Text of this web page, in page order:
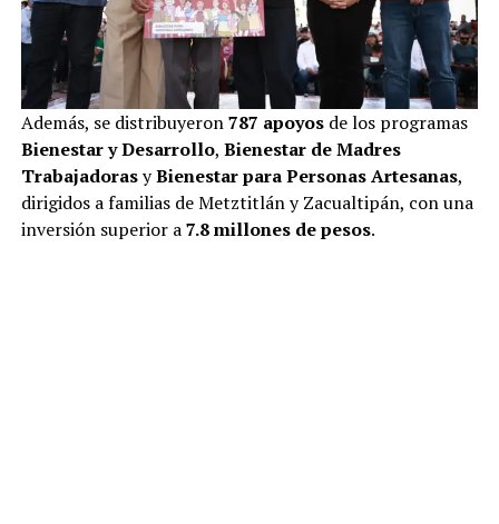
Además, se distribuyeron787 apoyosde los programas
Bienestar y Desarrollo, Bienestar de Madres
TrabajadorasyBienestar para Personas Artesanas,
dirigidos a familias de Metztitlán y Zacualtipán, con una
inversión superior a7.8 millones de pesos.